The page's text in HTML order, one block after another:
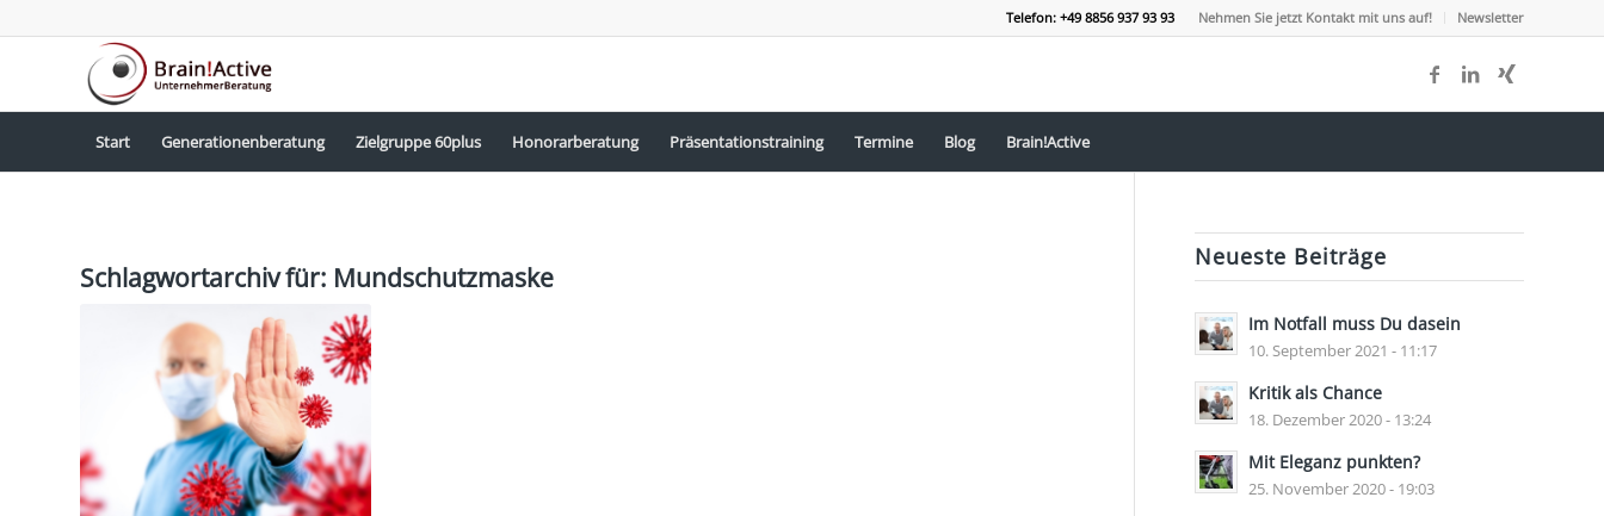
Nehmen Sie jetzt Kontakt mit uns auf! Newsletter
Telefon: +49 8856 937 93 93
Start Generationenberatung Zielgruppe 60plus Honorarberatung Präsentationstraining Termine Blog Brain!Active
Schlagwortarchiv für: Mundschutzmaske
Neueste Beiträge
Im Notfall muss Du dasein
10. September 2021 - 11:17
Kritik als Chance
18. Dezember 2020 - 13:24
Mit Eleganz punkten?
25. November 2020 - 19:03